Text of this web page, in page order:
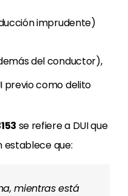
imprudente)
del conductor),
previo como delito
se refiere a DUI que
establece que:
mientras está